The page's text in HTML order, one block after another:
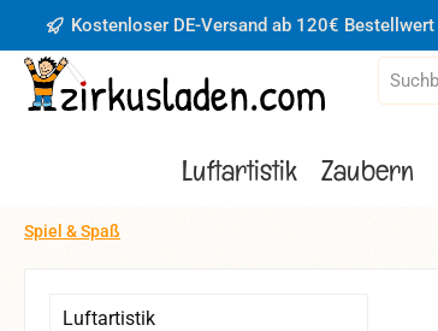
Hauptinhalt springen
Zur Suche springen
Zur Hauptnavigation springen
Kostenloser DE-Versand ab 120€ Bestellwert
Luftartistik Zaubern
Spiel & Spaß
Luftartistik